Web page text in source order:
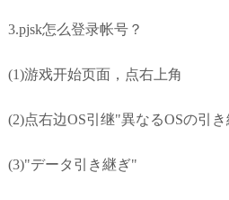
3.pjsk怎么登录帐号？
(1)游戏开始页面，点右上角
(2)点右边OS引继"異なるOSの引
(3)"データ引き継ぎ"